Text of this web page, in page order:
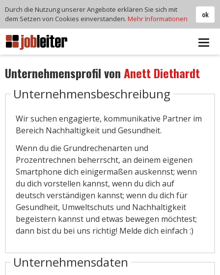
Unternehmensprofil vonAnett Diethardt
Unternehmensbeschreibung
Wir suchen engagierte, kommunikative Partner im
Bereich Nachhaltigkeit und Gesundheit.
Wenn du die Grundrechenarten und
Prozentrechnen beherrscht, an deinem eigenen
Smartphone dich einigermaßen auskennst; wenn
du dich vorstellen kannst, wenn du dich auf
deutsch verständigen kannst; wenn du dich für
Gesundheit, Umweltschuts und Nachhaltigkeit
begeistern kannst und etwas bewegen möchtest;
dann bist du bei uns richtig! Melde dich einfach :)
Unternehmensdaten
ok
Durch die Nutzung unserer Angebote erklären Sie sich mit
dem Setzen von Cookies einverstanden. Mehr Informationen